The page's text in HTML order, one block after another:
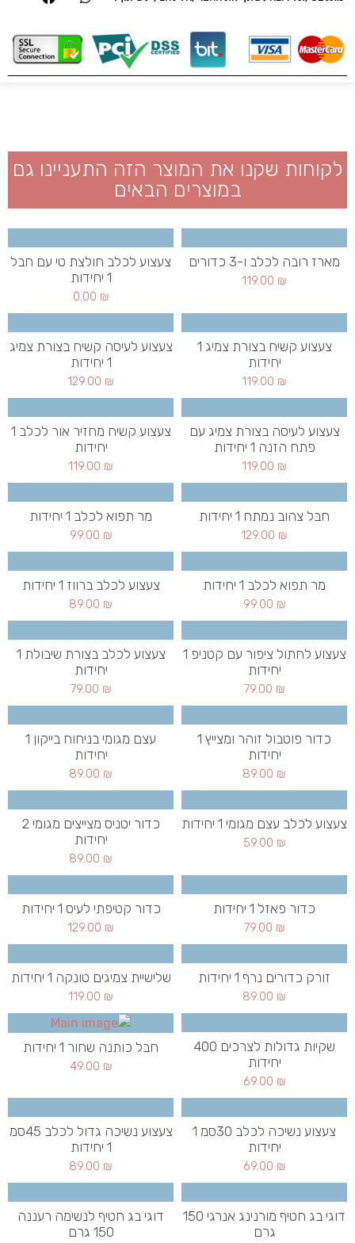
לקוחות שקנו את המוצר הזה התעניינו גם
במוצרים הבאים
מארז רובה לכלב ו-3 כדורים
119.00 ₪
צעצוע לכלב חולצת טי עם חבל
1 יחידות
0.00 ₪
צעצוע קשיח בצורת צמיג 1
יחידות
119.00 ₪
צעצוע לעיסה קשיח בצורת צמיג
1 יחידות
129.00 ₪
צעצוע לעיסה בצורת צמיג עם
פתח הזנה 1 יחידות
119.00 ₪
צעצוע קשיח מחזיר אור לכלב 1
יחידות
119.00 ₪
חבל צהוב נמתח 1 יחידות
129.00 ₪
מר תפוא לכלב 1 יחידות
99.00 ₪
מר תפוא לכלב 1 יחידות
99.00 ₪
צעצוע לכלב ברווז 1 יחידות
89.00 ₪
צעצוע לחתול ציפור עם קטניפ 1
יחידות
79.00 ₪
צעצוע לכלב בצורת שיבולת 1
יחידות
79.00 ₪
כדור פוטבול זוהר ומצייץ 1
יחידות
89.00 ₪
עצם מגומי בניחוח בייקון 1
יחידות
89.00 ₪
צעצוע לכלב עצם מגומי 1 יחידות
59.00 ₪
כדור יטניס מצייצים מגומי 2
יחידות
89.00 ₪
כדור פאזל 1 יחידות
79.00 ₪
כדור קטיפתי לעיס 1 יחידות
129.00 ₪
זורק כדורים נרף 1 יחידות
89.00 ₪
שלישיית צמיגים טונקה 1 יחידות
119.00 ₪
שקיות גדולות לצרכים 400
יחידות
69.00 ₪
חבל כותנה שחור 1 יחידות
49.00 ₪
צעצוע נשיכה לכלב 30סמ 1
יחידות
69.00 ₪
צעצוע נשיכה גדול לכלב 45סמ
1 יחידות
89.00 ₪
דוגי בג חטיף מורנינג אנרגי 150
גרם
דוגי בג חטיף לנשימה רעננה
150 גרם